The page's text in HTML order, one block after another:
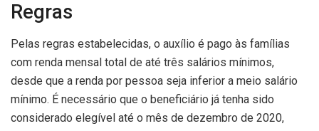
Regras
Pelas regras estabelecidas, o auxílio é pago às famílias
com renda mensal total de até três salários mínimos,
desde que a renda por pessoa seja inferior a meio salário
mínimo. É necessário que o beneficiário já tenha sido
considerado elegível até o mês de dezembro de 2020,